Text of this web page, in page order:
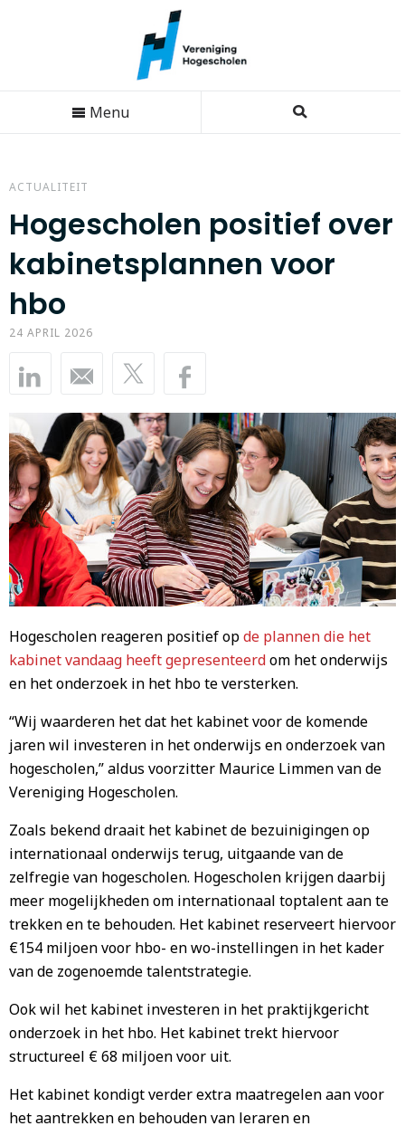
Menu
ACTUALITEIT
Hogescholen positief over
kabinetsplannen voor
hbo
24 APRIL 2026
Hogescholen reageren positief opde plannen die het
kabinet vandaag heeft gepresenteerdom het onderwijs
en het onderzoek in het hbo te versterken.
“Wij waarderen het dat het kabinet voor de komende
jaren wil investeren in het onderwijs en onderzoek van
hogescholen,” aldus voorzitter Maurice Limmen van de
Vereniging Hogescholen.
Zoals bekend draait het kabinet de bezuinigingen op
internationaal onderwijs terug, uitgaande van de
zelfregie van hogescholen. Hogescholen krijgen daarbij
meer mogelijkheden om internationaal toptalent aan te
trekken en te behouden. Het kabinet reserveert hiervoor
€154 miljoen voor hbo- en wo-instellingen in het kader
van de zogenoemde talentstrategie.
Ook wil het kabinet investeren in het praktijkgericht
onderzoek in het hbo. Het kabinet trekt hiervoor
structureel € 68 miljoen voor uit.
Het kabinet kondigt verder extra maatregelen aan voor
het aantrekken en behouden van leraren en